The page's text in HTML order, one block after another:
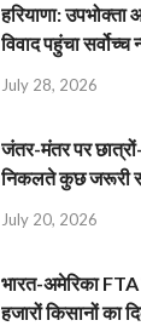
हरियाणा:
विवाद पहुंचा सर्वोच्च
July 28, 2026
जंतर-मंतर पर
निकलते कुछ जरूरी
July 20, 2026
भारत-अमेरिका
हजारों किसानों का